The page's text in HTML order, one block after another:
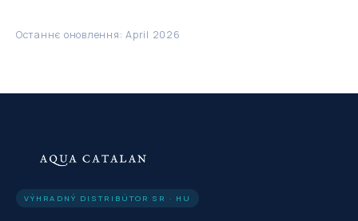
Останнє оновлення: April 2026
VÝHRADNÝ DISTRIBÚTOR SR · HU